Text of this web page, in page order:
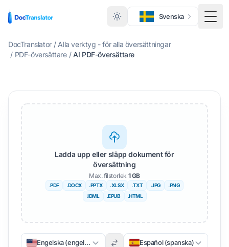
Svenska
DocTranslator / Alla verktyg - för alla översättningar
/ PDF-översättare / AI PDF-översättare
Ladda upp eller släpp dokument för
översättning
Max. filstorlek 1 GB
.PDF .DOCX .PPTX .XLSX .TXT .JPG
.PNG
.IDML
.EPUB .HTML
Engelska (engelska) Español (spanska)